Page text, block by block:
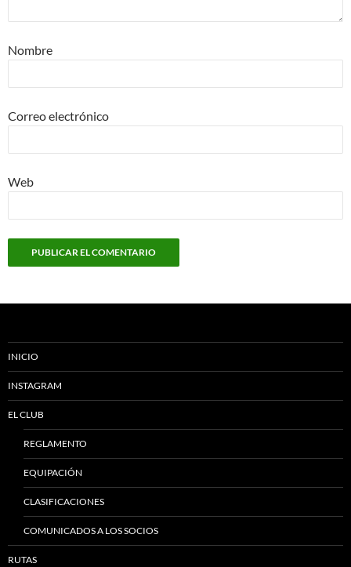
Nombre
Correo electrónico
Web
INICIO
INSTAGRAM
EL CLUB
REGLAMENTO
EQUIPACIÓN
CLASIFICACIONES
COMUNICADOS A LOS SOCIOS
RUTAS